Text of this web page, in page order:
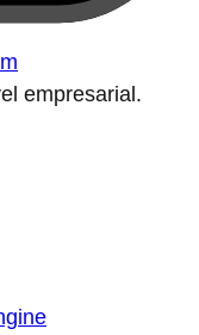
empresarial.